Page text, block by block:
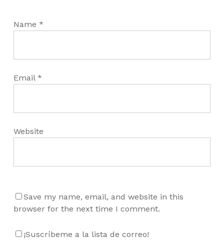
Name *
Email *
Website
Save my name, email, and website in this
browser for the next time I comment.
¡Suscríbeme a la lista de correo!